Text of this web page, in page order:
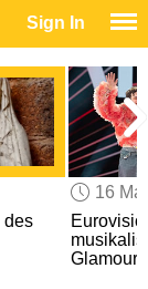
Sign In
des
16
Glamour